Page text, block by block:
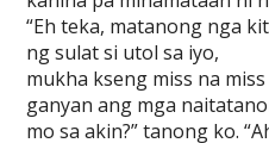
“Eh teka, matanong nga
ng sulat si utol sa iyo,
mukha kseng miss na
ganyan ang mga
mo sa akin?” tanong ko.